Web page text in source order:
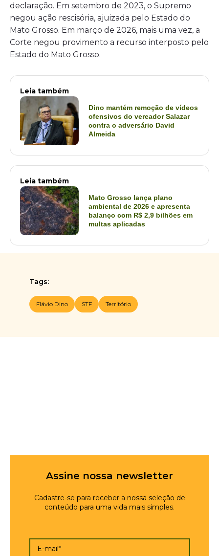
declaração. Em setembro de 2023, o Supremo
negou ação rescisória, ajuizada pelo Estado do
Mato Grosso. Em março de 2026, mais uma vez, a
Corte negou provimento a recurso interposto pelo
Estado do Mato Grosso.
Leia também
Dino mantém remoção de vídeos
ofensivos do vereador Salazar
contra o adversário David
Almeida
Leia também
Mato Grosso lança plano
ambiental de 2026 e apresenta
balanço com R$ 2,9 bilhões em
multas aplicadas
Tags:
Flávio Dino STF Território
Assine nossa newsletter
Cadastre-se para receber a nossa seleção de
conteúdo para uma vida mais simples.
E-mail*